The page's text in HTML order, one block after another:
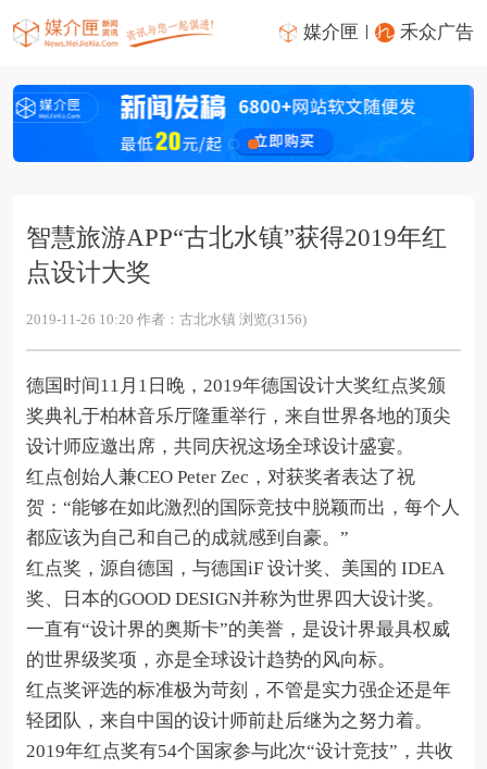
媒介匣 禾众广告
智慧旅游APP“古北水镇”获得2019年红
点设计大奖
2019-11-26 10:20 作者：古北水镇 浏览(3156)
德国时间11月1日晚，2019年德国设计大奖红点奖颁
奖典礼于柏林音乐厅隆重举行，来自世界各地的顶尖
设计师应邀出席，共同庆祝这场全球设计盛宴。
红点创始人兼CEO Peter Zec，对获奖者表达了祝
贺：“能够在如此激烈的国际竞技中脱颖而出，每个人
都应该为自己和自己的成就感到自豪。”
红点奖，源自德国，与德国iF 设计奖、美国的 IDEA
奖、日本的GOOD DESIGN并称为世界四大设计奖。
一直有“设计界的奥斯卡”的美誉，是设计界最具权威
的世界级奖项，亦是全球设计趋势的风向标。
红点奖评选的标准极为苛刻，不管是实力强企还是年
轻团队，来自中国的设计师前赴后继为之努力着。
2019年红点奖有54个国家参与此次“设计竞技”，共收